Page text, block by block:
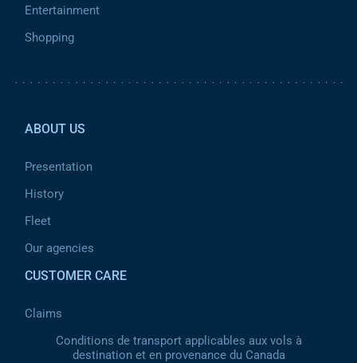
Entertainment
Shopping
ABOUT US
Presentation
History
Fleet
Our agencies
CUSTOMER CARE
Claims
Conditions de transport applicables aux vols à
destination et en provenance du Canada